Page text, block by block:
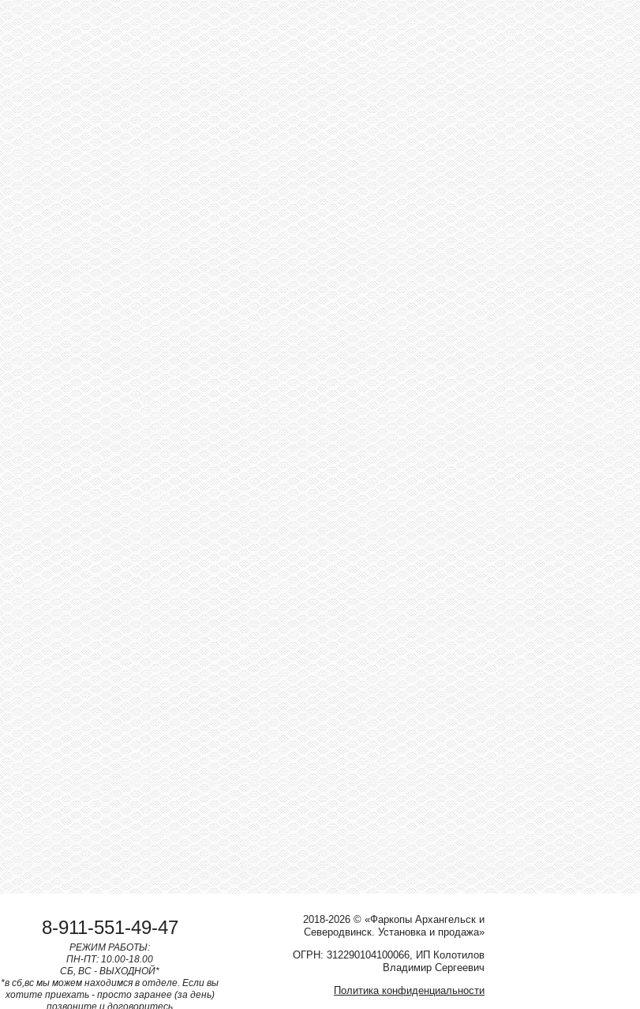
2018-2026 © «Фаркопы Архангельск и
Северодвинск. Установка и продажа»
ОГРН: 312290104100066, ИП Колотилов
Владимир Сергеевич
Политика конфиденциальности
8-911-551-49-47
РЕЖИМ РАБОТЫ:
ПН-ПТ: 10.00-18.00
СБ, ВС - ВЫХОДНОЙ*
*в сб,вс мы можем находимся в отделе. Если вы
хотите приехать - просто заранее (за день)
позвоните и договоритесь